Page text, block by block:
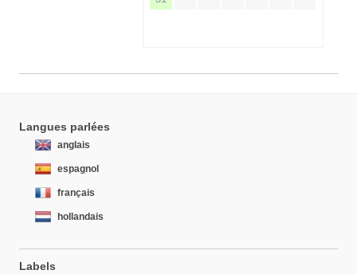
Langues parlées
anglais
espagnol
français
hollandais
Labels